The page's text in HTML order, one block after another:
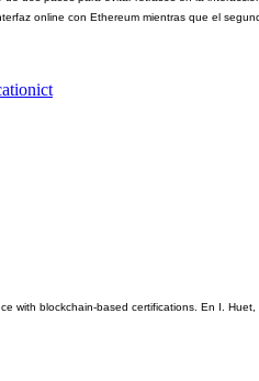
online con Ethereum mientras que el
ict
blockchain-based certifications. En I.